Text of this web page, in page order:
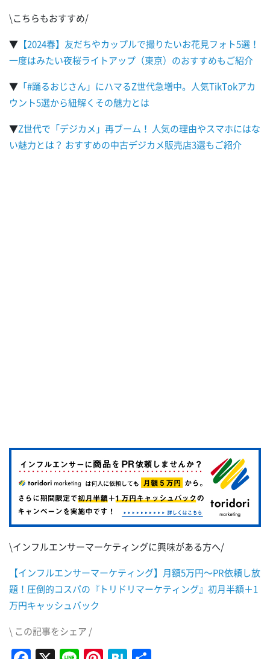
\こちらもおすすめ/
▼ 【2024春】友だちやカップルで撮りたいお花見フォト5選！
一度はみたい夜桜ライトアップ（東京）のおすすめもご紹介
▼ 「#踊るおじさん」にハマるZ世代急増中。人気TikTokアカ
ウント5選から紐解くその魅力とは
▼Z世代で「デジカメ」再ブーム！ 人気の理由やスマホにはな
い魅力とは？ おすすめの中古デジカメ販売店3選もご紹介
\インフルエンサーマーケティングに興味がある方へ/
【インフルエンサーマーケティング】月額5万円～PR依頼し放
題！圧倒的コスパの『トリドリマーケティング』初月半額＋1
万円キャッシュバック
\ この記事をシェア /